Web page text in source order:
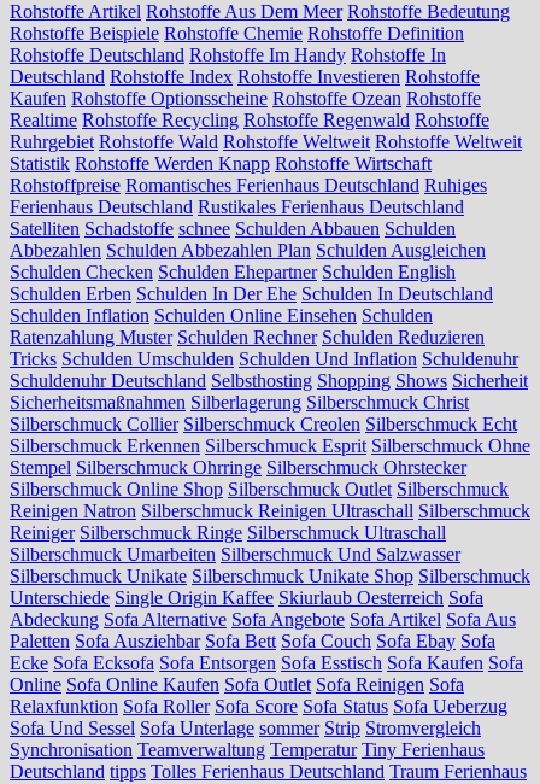
Rohstoffe Artikel Rohstoffe Aus Dem Meer Rohstoffe Bedeutung
Rohstoffe Beispiele Rohstoffe Chemie Rohstoffe Definition
Rohstoffe Deutschland Rohstoffe Im Handy Rohstoffe In
Deutschland Rohstoffe Index Rohstoffe Investieren Rohstoffe
Kaufen Rohstoffe Optionsscheine Rohstoffe Ozean Rohstoffe
Realtime Rohstoffe Recycling Rohstoffe Regenwald Rohstoffe
Ruhrgebiet Rohstoffe Wald Rohstoffe Weltweit Rohstoffe Weltweit
Statistik Rohstoffe Werden Knapp Rohstoffe Wirtschaft
Rohstoffpreise Romantisches Ferienhaus Deutschland Ruhiges
Ferienhaus Deutschland Rustikales Ferienhaus Deutschland
Satelliten Schadstoffe schnee Schulden Abbauen Schulden
Abbezahlen Schulden Abbezahlen Plan Schulden Ausgleichen
Schulden Checken Schulden Ehepartner Schulden English
Schulden Erben Schulden In Der Ehe Schulden In Deutschland
Schulden Inflation Schulden Online Einsehen Schulden
Ratenzahlung Muster Schulden Rechner Schulden Reduzieren
Tricks Schulden Umschulden Schulden Und Inflation Schuldenuhr
Schuldenuhr Deutschland Selbsthosting Shopping Shows Sicherheit
Sicherheitsmaßnahmen Silberlagerung Silberschmuck Christ
Silberschmuck Collier Silberschmuck Creolen Silberschmuck Echt
Silberschmuck Erkennen Silberschmuck Esprit Silberschmuck Ohne
Stempel Silberschmuck Ohrringe Silberschmuck Ohrstecker
Silberschmuck Online Shop Silberschmuck Outlet Silberschmuck
Reinigen Natron Silberschmuck Reinigen Ultraschall Silberschmuck
Reiniger Silberschmuck Ringe Silberschmuck Ultraschall
Silberschmuck Umarbeiten Silberschmuck Und Salzwasser
Silberschmuck Unikate Silberschmuck Unikate Shop Silberschmuck
Unterschiede Single Origin Kaffee Skiurlaub Oesterreich Sofa
Abdeckung Sofa Alternative Sofa Angebote Sofa Artikel Sofa Aus
Paletten Sofa Ausziehbar Sofa Bett Sofa Couch Sofa Ebay Sofa
Ecke Sofa Ecksofa Sofa Entsorgen Sofa Esstisch Sofa Kaufen Sofa
Online Sofa Online Kaufen Sofa Outlet Sofa Reinigen Sofa
Relaxfunktion Sofa Roller Sofa Score Sofa Status Sofa Ueberzug
Sofa Und Sessel Sofa Unterlage sommer Strip Stromvergleich
Synchronisation Teamverwaltung Temperatur Tiny Ferienhaus
Deutschland tipps Tolles Ferienhaus Deutschland Traum Ferienhaus